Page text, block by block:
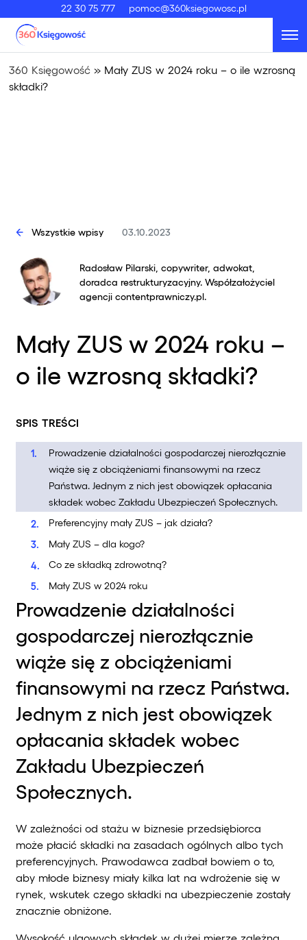
22 30 75 777 pomoc@360ksiegowosc.pl
360 Księgowość » Mały ZUS w 2024 roku – o ile wzrosną
składki?
Wszystkie wpisy 03.10.2023
Radosław Pilarski, copywriter, adwokat,
doradca restrukturyzacyjny. Współzałożyciel
agencji contentprawniczy.pl.
Mały ZUS w 2024 roku –
o ile wzrosną składki?
SPIS TREŚCI
Prowadzenie działalności gospodarczej nierozłącznie
wiąże się z obciążeniami finansowymi na rzecz
Państwa. Jednym z nich jest obowiązek opłacania
składek wobec Zakładu Ubezpieczeń Społecznych.
Preferencyjny mały ZUS – jak działa?
Mały ZUS – dla kogo?
Co ze składką zdrowotną?
Mały ZUS w 2024 roku
Prowadzenie działalności
gospodarczej nierozłącznie
wiąże się z obciążeniami
finansowymi na rzecz Państwa.
Jednym z nich jest obowiązek
opłacania składek wobec
Zakładu Ubezpieczeń
Społecznych.
W zależności od stażu w biznesie przedsiębiorca
może płacić składki na zasadach ogólnych albo tych
preferencyjnych. Prawodawca zadbał bowiem o to,
aby młode biznesy miały kilka lat na wdrożenie się w
rynek, wskutek czego składki na ubezpieczenie zostały
znacznie obniżone.